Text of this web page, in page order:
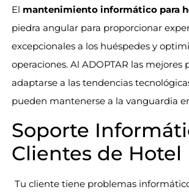
El mantenimiento informático para
piedra angular para proporcionar
excepcionales a los huéspedes y
operaciones. Al ADOPTAR las mejores
adaptarse a las tendencias
pueden mantenerse a la vanguardia
Soporte
Clientes de Hotel
Tu cliente tiene problemas